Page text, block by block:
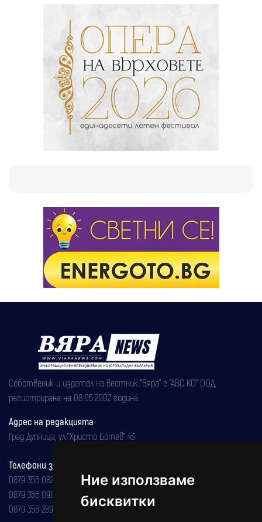
Ние използваме
бисквитки
Собственик и издател на вестник "Вяра" е "АВС КО" ООД,
регистрирана на 08.05.2002 година.
Адрес на редакцията
Град Дупница, ул.''Христо Ботев" 43
Телефони за реклама и абонаменти
0879 356 082
0879 356 098
0879 356 289